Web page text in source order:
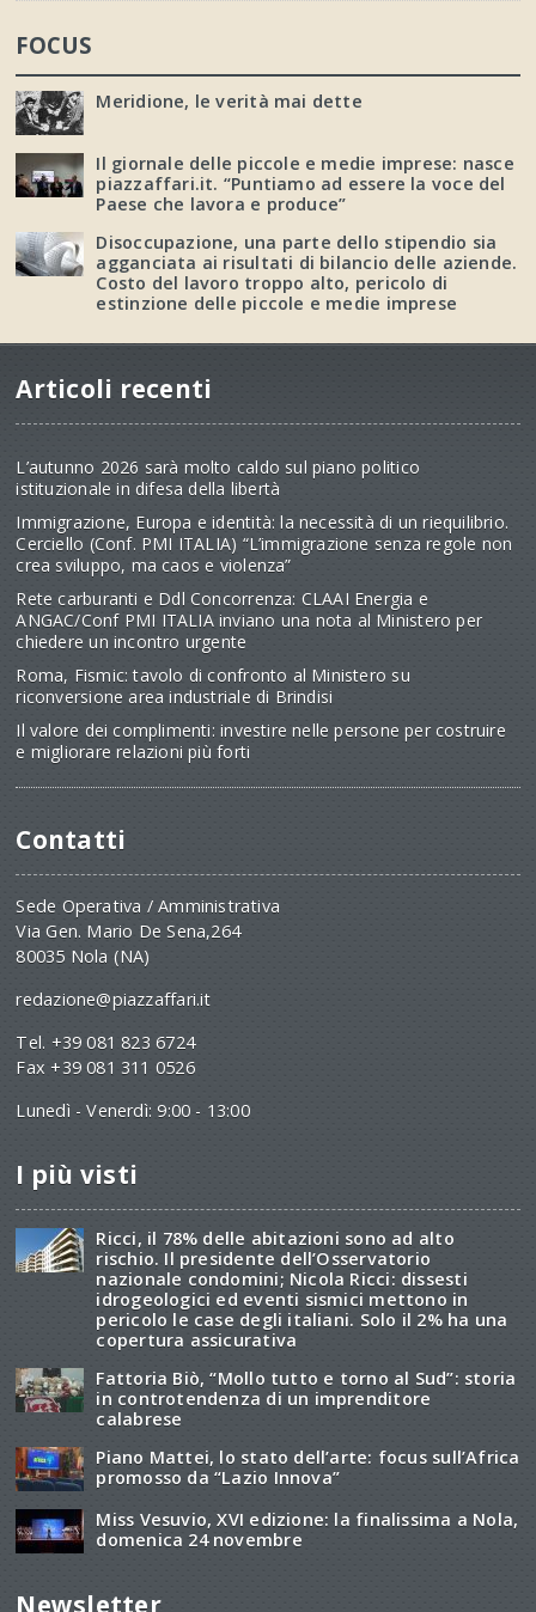
FOCUS
Meridione, le verità mai dette
Il giornale delle piccole e medie imprese: nasce
piazzaffari.it. “Puntiamo ad essere la voce del
Paese che lavora e produce”
Disoccupazione, una parte dello stipendio sia
agganciata ai risultati di bilancio delle aziende.
Costo del lavoro troppo alto, pericolo di
estinzione delle piccole e medie imprese
Articoli recenti
L’autunno 2026 sarà molto caldo sul piano politico
istituzionale in difesa della libertà
Immigrazione, Europa e identità: la necessità di un riequilibrio.
Cerciello (Conf. PMI ITALIA) “L’immigrazione senza regole non
crea sviluppo, ma caos e violenza”
Rete carburanti e Ddl Concorrenza: CLAAI Energia e
ANGAC/Conf PMI ITALIA inviano una nota al Ministero per
chiedere un incontro urgente
Roma, Fismic: tavolo di confronto al Ministero su
riconversione area industriale di Brindisi
Il valore dei complimenti: investire nelle persone per costruire
e migliorare relazioni più forti
Contatti
Sede Operativa / Amministrativa
Via Gen. Mario De Sena,264
80035 Nola (NA)
redazione@piazzaffari.it
Tel. +39 081 823 6724
Fax +39 081 311 0526
Lunedì - Venerdì: 9:00 - 13:00
I più visti
Ricci, il 78% delle abitazioni sono ad alto
rischio. Il presidente dell’Osservatorio
nazionale condomini; Nicola Ricci: dissesti
idrogeologici ed eventi sismici mettono in
pericolo le case degli italiani. Solo il 2% ha una
copertura assicurativa
Fattoria Biò, “Mollo tutto e torno al Sud”: storia
in controtendenza di un imprenditore
calabrese
Piano Mattei, lo stato dell’arte: focus sull’Africa
promosso da “Lazio Innova”
Miss Vesuvio, XVI edizione: la finalissima a Nola,
domenica 24 novembre
Newsletter